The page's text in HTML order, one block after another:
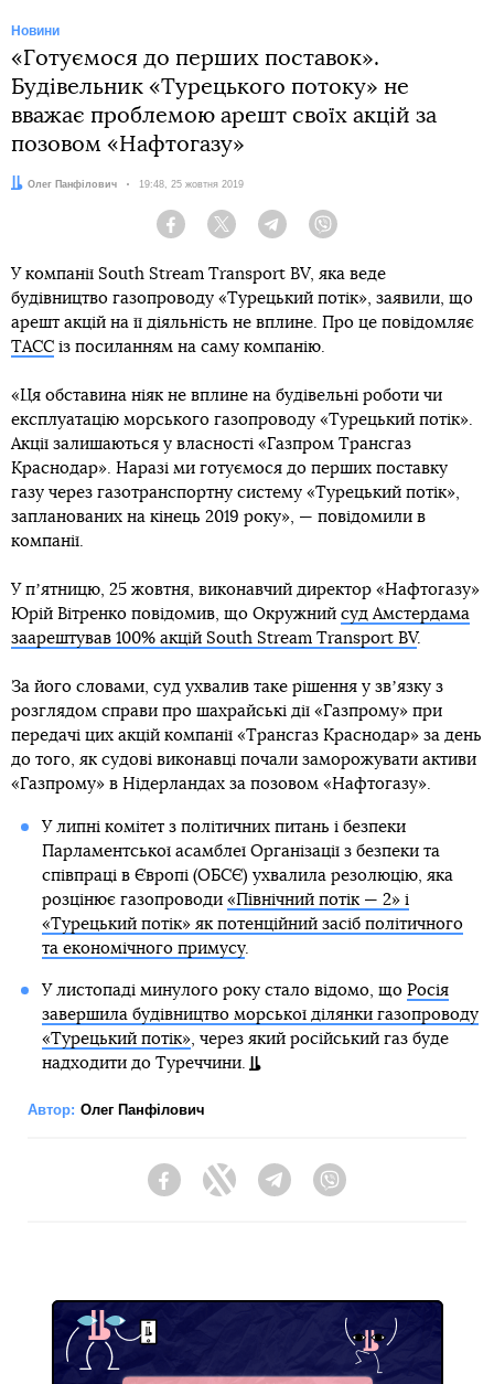
Новини
«Готуємося до перших поставок».
Будівельник «Турецького потоку» не
вважає проблемою арешт своїх акцій за
позовом «Нафтогазу»
Автор:
Олег Панфілович Дата:
19:48, 25 жовтня 2019
Facebook Twitter Telegram
У компанії South Stream Transport BV, яка веде
будівництво газопроводу «Турецький потік», заявили, що
арешт акцій на її діяльність не вплине. Про це повідомляє
ТАСС із посиланням на саму компанію.
«Ця обставина ніяк не вплине на будівельні роботи чи
експлуатацію морського газопроводу «Турецький потік».
Акції залишаються у власності «Газпром Трансгаз
Краснодар». Наразі ми готуємося до перших поставку
газу через газотранспортну систему «Турецький потік»,
запланованих на кінець 2019 року», — повідомили в
компанії.
У пʼятницю, 25 жовтня, виконавчий директор «Нафтогазу»
Юрій Вітренко повідомив, що Окружний суд Амстердама
заарештував 100% акцій South Stream Transport BV.
За його словами, суд ухвалив таке рішення у звʼязку з
розглядом справи про шахрайські дії «Газпрому» при
передачі цих акцій компанії «Трансгаз Краснодар» за день
до того, як судові виконавці почали заморожувати активи
«Газпрому» в Нідерландах за позовом «Нафтогазу».
У липні комітет з політичних питань і безпеки
Парламентської асамблеї Організації з безпеки та
співпраці в Європі (ОБСЄ) ухвалила резолюцію, яка
розцінює газопроводи «Північний потік — 2» і
«Турецький потік» як потенційний засіб політичного
та економічного примусу.
У листопаді минулого року стало відомо, що Росія
завершила будівництво морської ділянки газопроводу
«Турецький потік», через який російський газ буде
надходити до Туреччини.
Автор: Олег Панфілович
FacebookTwitter Telegram